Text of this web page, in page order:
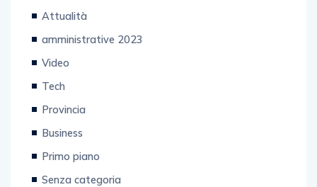
Attualità
amministrative 2023
Video
Tech
Provincia
Business
Primo piano
Senza categoria